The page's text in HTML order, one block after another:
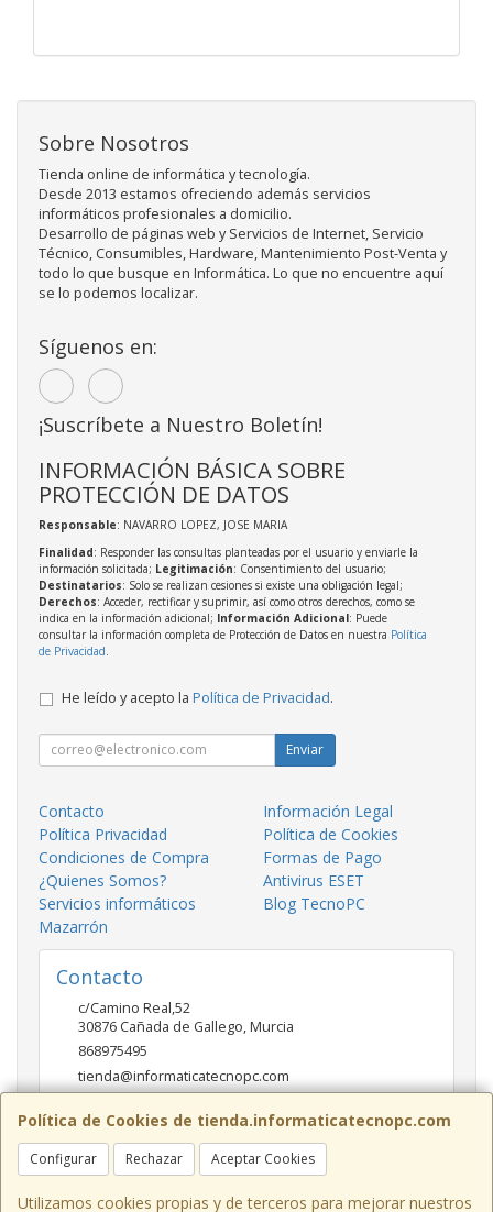
Política de Cookies de tienda.informaticatecnopc.com
Configurar Rechazar Aceptar Cookies
Utilizamos cookies propias y de terceros para mejorar nuestros
Sobre Nosotros
Tienda online de informática y tecnología.
Desde 2013 estamos ofreciendo además servicios
informáticos profesionales a domicilio.
Desarrollo de páginas web y Servicios de Internet, Servicio
Técnico, Consumibles, Hardware, Mantenimiento Post-Venta y
todo lo que busque en Informática. Lo que no encuentre aquí
se lo podemos localizar.
Síguenos en:
¡Suscríbete a Nuestro Boletín!
INFORMACIÓN BÁSICA SOBRE
PROTECCIÓN DE DATOS
Responsable: NAVARRO LOPEZ, JOSE MARIA
Finalidad: Responder las consultas planteadas por el usuario y enviarle la
información solicitada; Legitimación: Consentimiento del usuario;
Destinatarios: Solo se realizan cesiones si existe una obligación legal;
Derechos: Acceder, rectificar y suprimir, así como otros derechos, como se
indica en la información adicional; Información Adicional: Puede
consultar la información completa de Protección de Datos en nuestra Política
de Privacidad
He leído y acepto la Política de Privacidad.
Enviar
Contacto
Información Legal
Política Privacidad
Política de Cookies
Condiciones de Compra
Formas de Pago
¿Quienes Somos?
Antivirus ESET
Servicios informáticos
Mazarrón
Blog TecnoPC
Contacto
c/Camino Real,52
30876 Cañada de Gallego,Murcia
868975495
tienda@informaticatecnopc.com
Horario
9:00-14:00 15:00-19:30